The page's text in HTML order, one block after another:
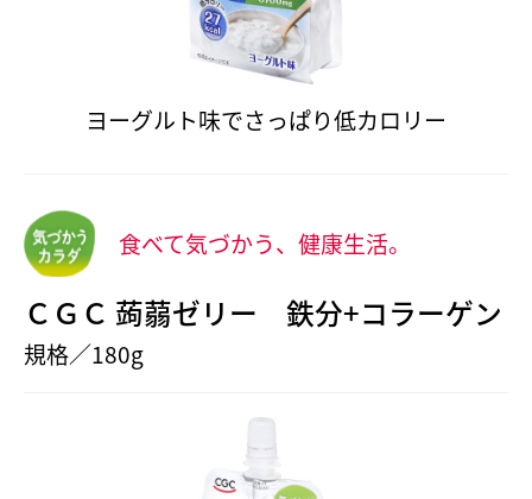
ヨーグルト味でさっぱり低カロリー
食べて気づかう、健康生活。
ＣＧＣ 蒟蒻ゼリー 鉄分+コラーゲン
規格／180g